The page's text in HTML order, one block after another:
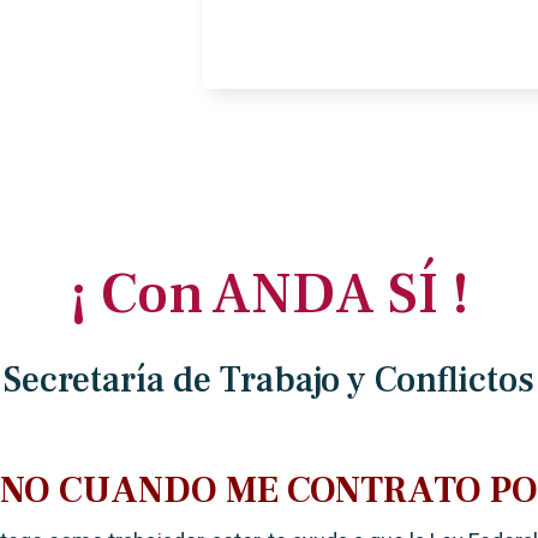
¡ Con ANDA SÍ !
Secretaría de Trabajo y Conflictos
CUANDO ME CONTRATO